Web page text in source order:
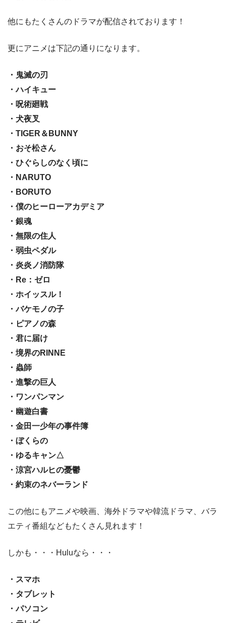
他にもたくさんのドラマが配信されております！
更にアニメは下記の通りになります。
・鬼滅の刃
・ハイキュー
・呪術廻戦
・犬夜叉
・TIGER＆BUNNY
・おそ松さん
・ひぐらしのなく頃に
・NARUTO
・BORUTO
・僕のヒーローアカデミア
・銀魂
・無限の住人
・弱虫ペダル
・炎炎ノ消防隊
・Re：ゼロ
・ホイッスル！
・バケモノの子
・ピアノの森
・君に届け
・境界のRINNE
・蟲師
・進撃の巨人
・ワンパンマン
・幽遊白書
・金田一少年の事件簿
・ぼくらの
・ゆるキャン△
・涼宮ハルヒの憂鬱
・約束のネバーランド
この他にもアニメや映画、海外ドラマや韓流ドラマ、バラ
エティ番組などもたくさん見れます！
しかも・・・Huluなら・・・
・スマホ
・タブレット
・パソコン